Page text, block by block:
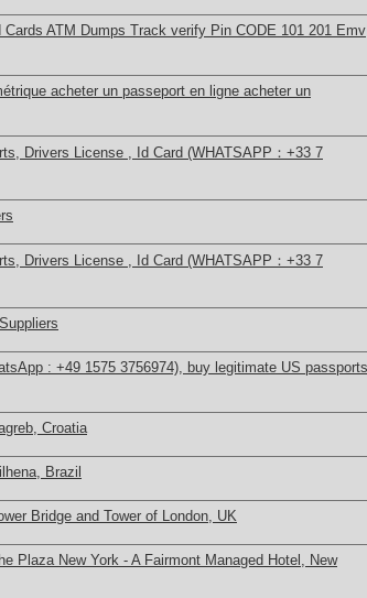
ATM Dumps Track verify Pin CODE 101 201 Emv
acheter un passeport en ligne acheter un
Drivers License , Id Card (WHATSAPP：+33 7
Drivers License , Id Card (WHATSAPP：+33 7
: +49 1575 3756974), buy legitimate US
Croatia
Brazil
Bridge and Tower of London, UK
Plaza New York - A Fairmont Managed Hotel, New